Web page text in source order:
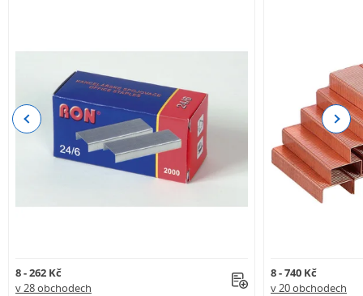
8 - 262 Kč
v 28 obchodech
8 - 740 Kč
v 20 obchodech
Previous Next